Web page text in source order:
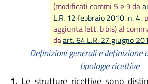
(modificati commi 5 e 9 da
L.R. 12 febbraio 2010, n. 4,
aggiunta lett. b bis) al
daart. 64 L.R. 27 giugno
7, in seguito sostituito
art. 14 L.R. 23 aprile
, infine aggiunta lett. c bis)
Definizioni generali e definizione
tipologie ricettive
1. Le strutture ricettive sono